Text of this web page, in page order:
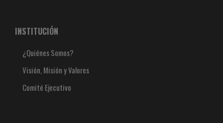
INSTITUCIÓN
¿Quiénes Somos?
Visión, Misión y Valores
Comité Ejecutivo